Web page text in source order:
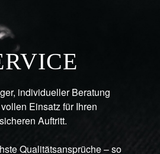
individueller Beratung
Einsatz für Ihren
Auftritt.
Qualitätsansprüche – so